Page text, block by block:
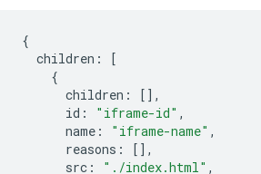
{
children :
[
{
children :
[],
id : "iframe-id" ,
name : "iframe-name" ,
reasons :
[],
src : "./index.html" ,